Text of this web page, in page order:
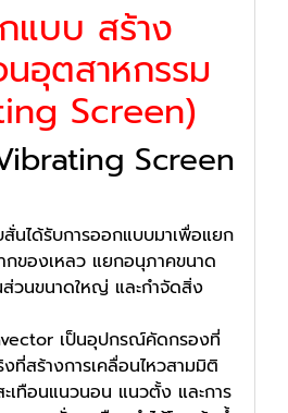
แบบ สร้าง
นอุตสาหกรรม
Screen)
Screen
นได้รับการออกแบบมาเพื่อแยก
ของเหลว แยกอนุภาคขนาด
วนขนาดใหญ่ และกำจัดสิ่ง
เป็นอุปกรณ์คัดกรองที่
ที่สร้างการเคลื่อนไหวสามมิติ
เทือนแนวนอน แนวตั้ง และการ